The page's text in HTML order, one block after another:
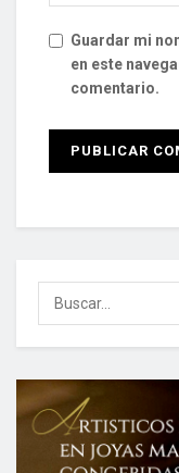
Guardar mi
en este
comentario.